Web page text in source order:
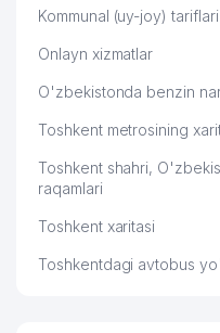
Kommunal (uy-joy)
Onlayn xizmatlar
O'zbekistonda benzin
Toshkent metrosining
Toshkent shahri,
raqamlari
Toshkent xaritasi
Toshkentdagi avtobus